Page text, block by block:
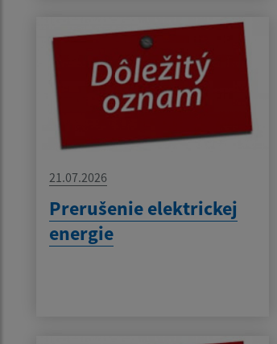
21.07.2026
Prerušenie elektrickej
energie